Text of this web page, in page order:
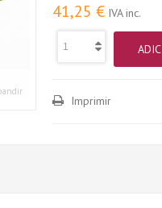
41,25 € IVA inc.
Imprimir